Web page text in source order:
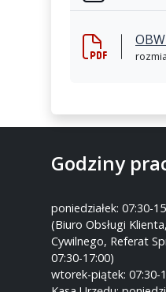
Godziny
poniedziałek: 07:30-
(Biuro Obsługi
Cywilnego, Referat
07:30-17:00)
wtorek-piątek: 07:30-